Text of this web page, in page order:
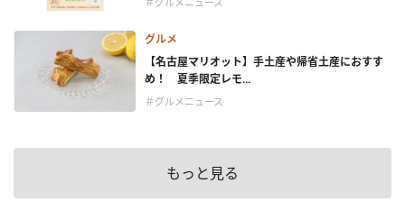
グルメ
【名古屋マリオット】手土産や帰省土産におすす
め！ 夏季限定レモ...
＃グルメニュース
もっと見る